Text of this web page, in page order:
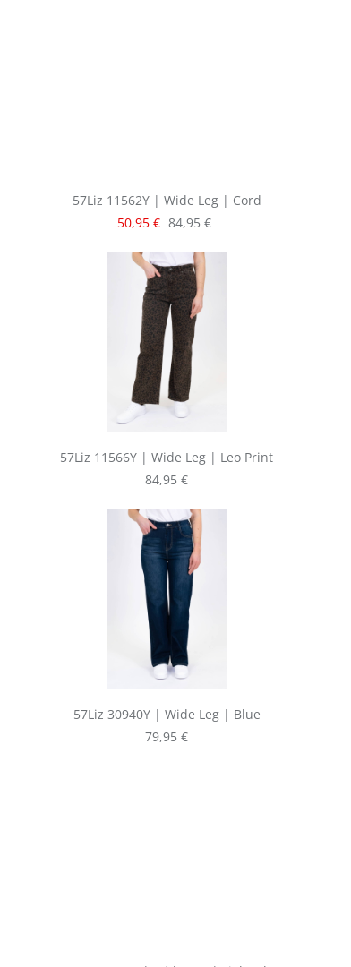
57Liz 11562Y | Wide Leg | Cord
Verkaufspreis:
50,95 € Regulärer Preis:
84,95 €
57Liz 11566Y | Wide Leg | Leo Print
Regulärer Preis:
84,95 €
57Liz 30940Y | Wide Leg | Blue
Regulärer Preis:
79,95 €